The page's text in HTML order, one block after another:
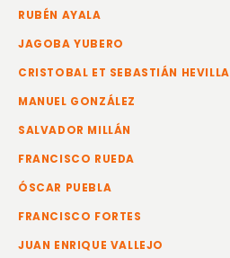
RUBÉN AYALA
JAGOBA YUBERO
CRISTOBAL ET SEBASTIÁN HEVILLA
MANUEL GONZÁLEZ
SALVADOR MILLÁN
FRANCISCO RUEDA
ÓSCAR PUEBLA
FRANCISCO FORTES
JUAN ENRIQUE VALLEJO